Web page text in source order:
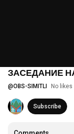
ЗАСЕДАНИЕ
@OBS-SIMITLI No likes
Subscribe